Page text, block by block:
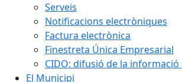
Serveis
Notificacions electròniques
Factura electrònica
Finestreta Única Empresarial
CIDO: difusió de la informació
El Municipi